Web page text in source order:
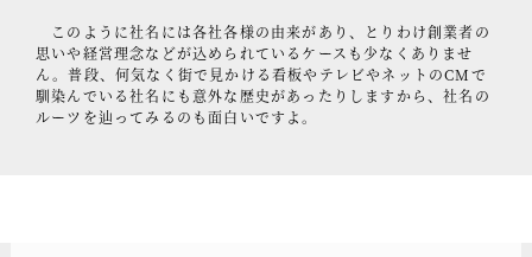
このように社名には各社各様の由来があり、とりわけ創業者の
思いや経営理念などが込められているケースも少なくありませ
ん。普段、何気なく街で見かける看板やテレビやネットのCMで
馴染んでいる社名にも意外な歴史があったりしますから、社名の
ルーツを辿ってみるのも面白いですよ。